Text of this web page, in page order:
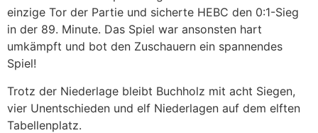
einzige Tor der Partie und sicherte HEBC den 0:1-Sieg
in der 89. Minute. Das Spiel war ansonsten hart
umkämpft und bot den Zuschauern ein spannendes
Spiel!
Trotz der Niederlage bleibt Buchholz mit acht Siegen,
vier Unentschieden und elf Niederlagen auf dem elften
Tabellenplatz.